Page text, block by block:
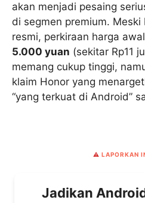
akan menjadi pesaing
di segmen premium.
resmi, perkiraan harga
5.000 yuan (sekitar Rp11
memang cukup tinggi,
klaim Honor yang
“yang terkuat di Android”
⚠️ LAPORKAN
Jadikan